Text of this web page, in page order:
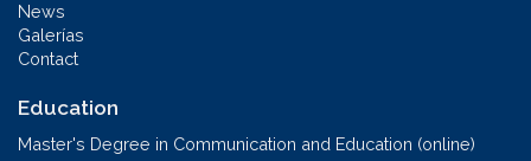
News
Galerías
Contact
Education
Master's Degree in Communication and Education (online)